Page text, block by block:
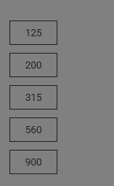
125
200
315
560
900